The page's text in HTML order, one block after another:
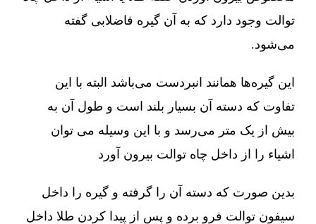
توالت وجود دارد که به آن گیره فاضلابی گفته
می‌شود.
این گیره‌ها همانند انبردست می‌باشد البته با این
تفاوت که دسته آن بسیار بلند است و طول آن به
بیش از یک متر می‌رسد و با این وسیله می توان
اشیاء را از داخل چاه توالت بیرون آورد
بدین صورت که دسته آن را گرفته و گیره را داخل
سیفون توالت فرو برده و پس از پیدا کردن طلا داخل